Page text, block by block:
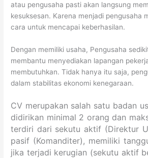
atau pengusaha pasti akan langsung
kesuksesan. Karena menjadi pengusaha
cara untuk mencapai keberhasilan.
Dengan memiliki usaha, Pengusaha
membantu menyediakan lapangan
membutuhkan. Tidak hanya itu saja,
dalam stabilitas ekonomi kenegaraan.
CV merupakan salah satu badan
didirikan minimal 2 orang dan
terdiri dari sekutu aktif (Direktur
pasif (Komanditer), memiliki
jika terjadi kerugian (sekutu aktif